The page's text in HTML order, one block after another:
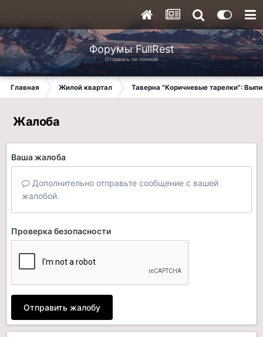
Форумы FullRest
Оторвись по полной!
Главная Жилой квартал Таверна "Коричневые тарелки":
Жалоба
Ваша жалоба
Дополнительно отправьте сообщение с вашей
жалобой.
Проверка безопасности
Отправить жалобу